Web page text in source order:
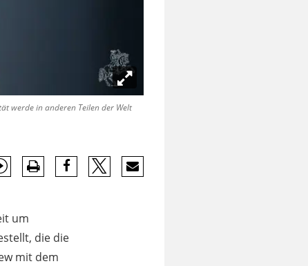
werde in anderen Teilen der Welt
um
die die
mit dem